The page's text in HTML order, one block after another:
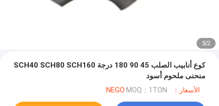
2
/
5
كوع أنابيب الصلب 45 90 180 درجة SCH40 SCH80 SCH160
منحنى ملحوم أسود
الأسعار：NEGO MOQ：1TON